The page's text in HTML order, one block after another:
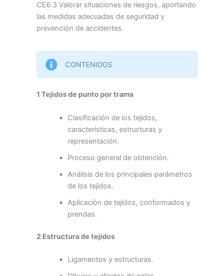
CE6.3 Valorar situaciones de riesgos, aportando
las medidas adecuadas de seguridad y
prevención de accidentes.
CONTENIDOS
1 Tejidos de punto por trama
Clasificación de los tejidos,
características, estructuras y
representación.
Proceso general de obtención.
Análisis de los principales parámetros
de los tejidos.
Aplicación de tejidos, conformados y
prendas.
2 Estructura de tejidos
Ligamentos y estructuras.